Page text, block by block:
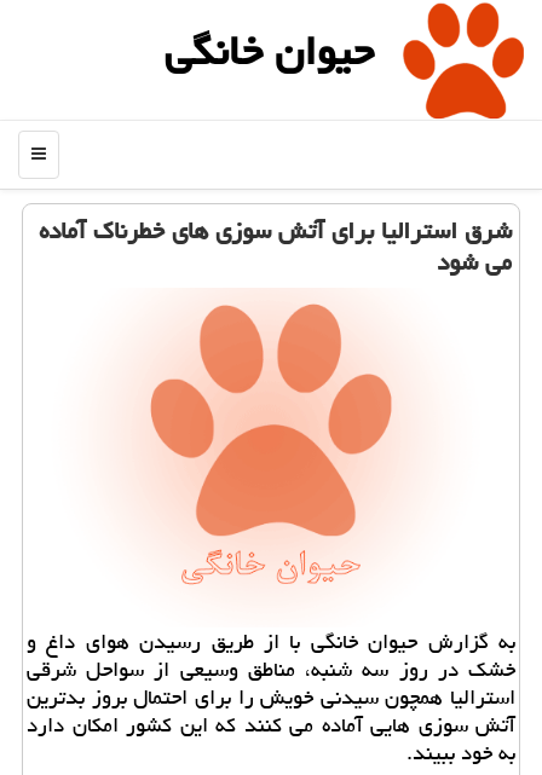
حیوان خانگی
منو
شرق استرالیا برای آتش سوزی های خطرناك آماده
می شود
به گزارش حیوان خانگی با از طریق رسیدن هوای داغ و
خشك در روز سه شنبه، مناطق وسیعی از سواحل شرقی
استرالیا همچون سیدنی خویش را برای احتمال بروز بدترین
آتش سوزی هایی آماده می كنند كه این كشور امكان دارد
به خود ببیند.